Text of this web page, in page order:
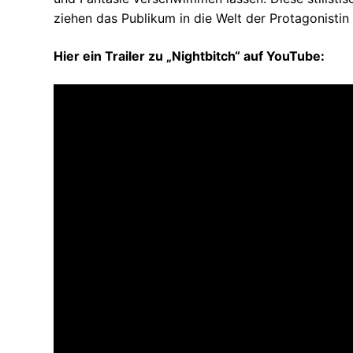
ziehen das Publikum in die Welt der Protagonistin
Hier ein Trailer zu „Nightbitch“ auf YouTube: